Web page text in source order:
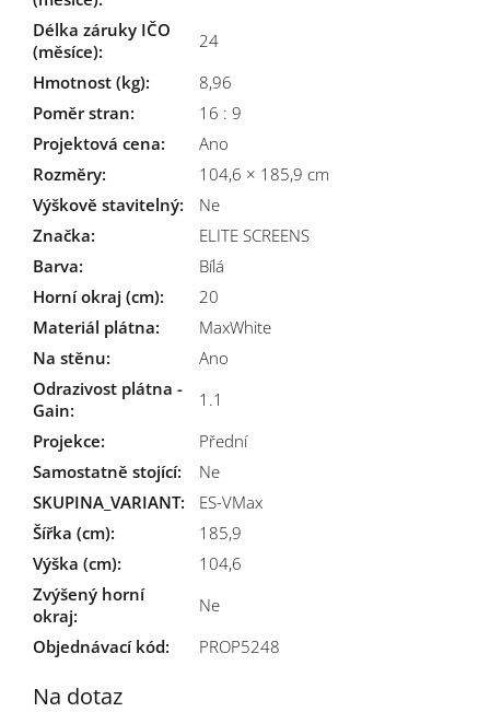
Na dotaz
Délka záruky IČO
(měsíce):
24
Hmotnost (kg):
8,96
Poměr stran:
16 : 9
Projektová cena:
Ano
Rozměry:
104,6 × 185,9 cm
Výškově stavitelný:
Ne
Značka:
ELITE SCREENS
Barva:
Bílá
Horní okraj (cm):
20
Materiál plátna:
MaxWhite
Na stěnu:
Ano
Odrazivost plátna -
Gain:
1.1
Projekce:
Přední
Samostatně stojící:
Ne
SKUPINA_VARIANT:
ES-VMax
Šířka (cm):
185,9
Výška (cm):
104,6
Zvýšený horní
okraj:
Ne
Objednávací kód:
PROP5248